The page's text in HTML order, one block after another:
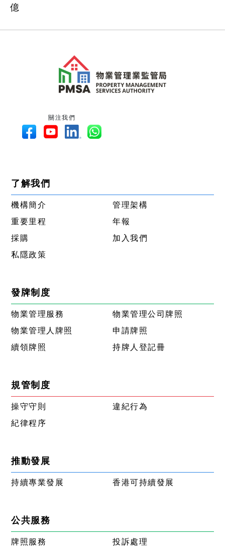
億
關注我們
了解我們
機構簡介
管理架構
重要里程
年報
採購
加入我們
私隱政策
發牌制度
物業管理服務
物業管理公司牌照
物業管理人牌照
申請牌照
續領牌照
持牌人登記冊
規管制度
操守守則
違紀行為
紀律程序
推動發展
持續專業發展 香港可持續發展
公共服務
牌照服務 投訴處理